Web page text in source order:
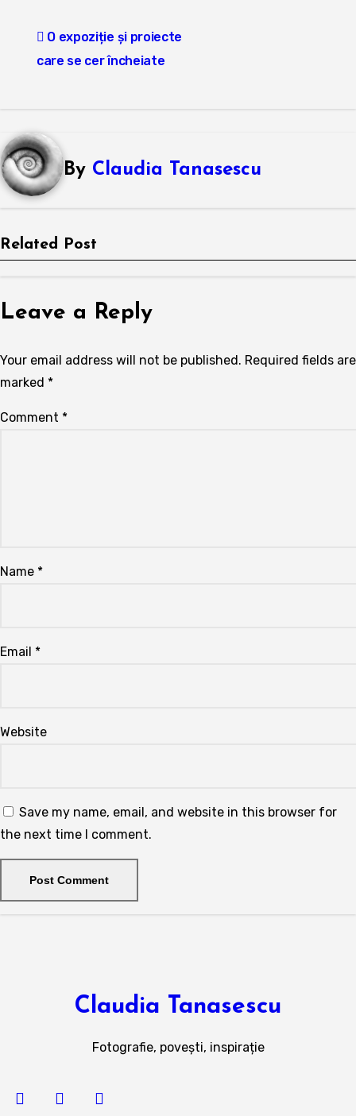
navigation
O expoziție și proiecte
care se cer încheiate
By Claudia Tanasescu
Related Post
Leave a Reply
Your email address will not be published. Required fields are
marked *
Comment *
Name *
Email *
Website
Save my name, email, and website in this browser for
the next time I comment.
Claudia Tanasescu
Fotografie, povești, inspirație